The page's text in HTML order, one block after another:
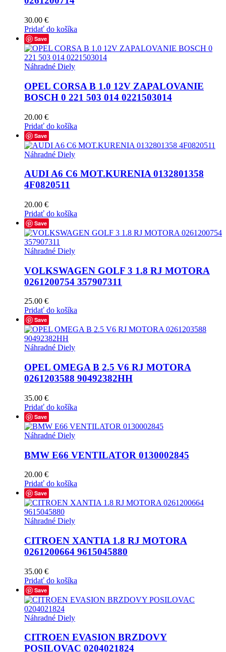
30.00 €
Pridať do košíka
Save
Náhradné Diely
OPEL CORSA B 1.0 12V ZAPALOVANIE
BOSCH 0 221 503 014 0221503014
20.00 €
Pridať do košíka
Save
Náhradné Diely
AUDI A6 C6 MOT.KURENIA 0132801358
4F0820511
20.00 €
Pridať do košíka
Save
Náhradné Diely
VOLKSWAGEN GOLF 3 1.8 RJ MOTORA
0261200754 357907311
25.00 €
Pridať do košíka
Save
Náhradné Diely
OPEL OMEGA B 2.5 V6 RJ MOTORA
0261203588 90492382HH
35.00 €
Pridať do košíka
Save
Náhradné Diely
BMW E66 VENTILATOR 0130002845
20.00 €
Pridať do košíka
Save
Náhradné Diely
CITROEN XANTIA 1.8 RJ MOTORA
0261200664 9615045880
35.00 €
Pridať do košíka
Save
Náhradné Diely
CITROEN EVASION BRZDOVY
POSILOVAC 0204021824